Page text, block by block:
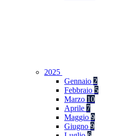
2025
Gennaio 2
Febbraio 5
Marzo 10
Aprile 7
Maggio 9
Giugno 9